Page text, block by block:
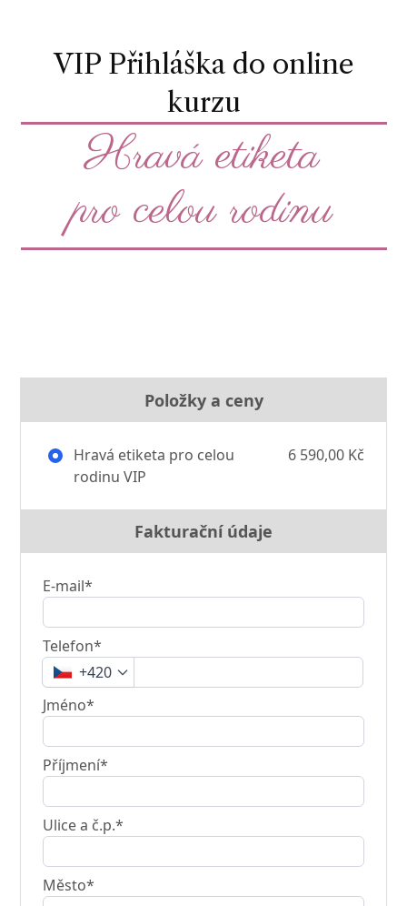
VIP Přihláška do online
kurzu
Hravá etiketa
pro celou rodinu
Položky a ceny
Hravá etiketa pro celou
rodinu VIP
6 590,00 Kč
Fakturační údaje
E-mail*
Telefon*
+420
Jméno*
Příjmení*
Ulice a č.p.*
Město*